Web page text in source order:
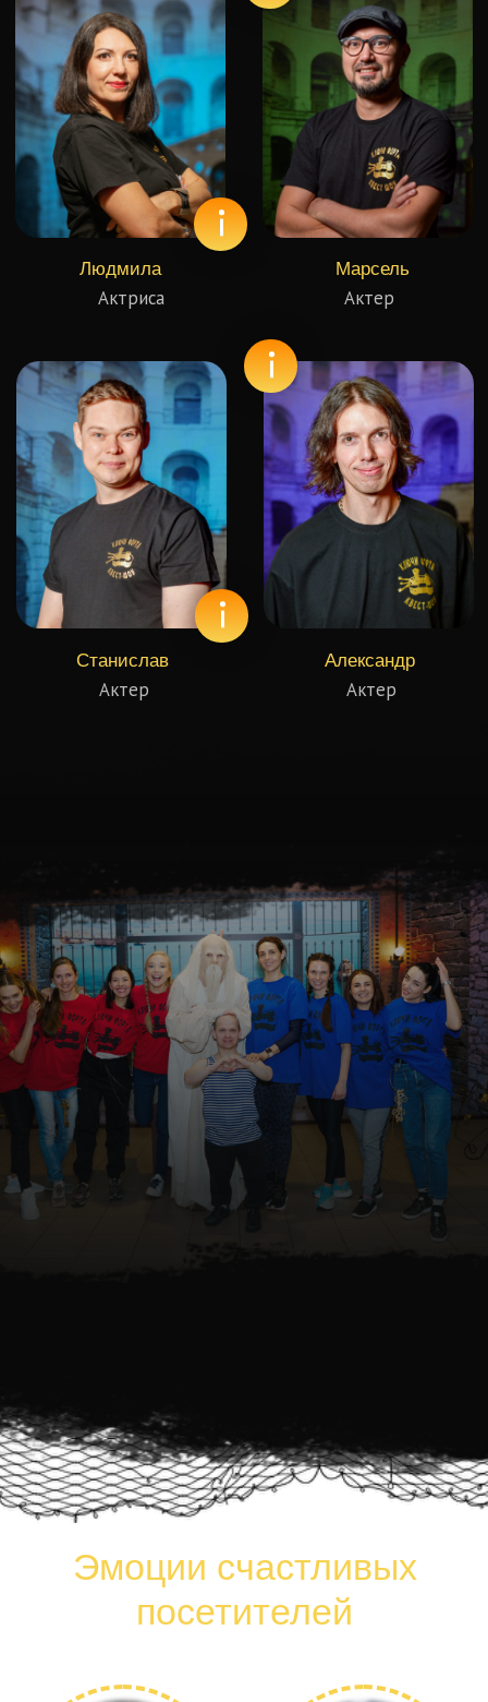
г. Москва, Варшавское шоссе, д.95 к.1.
ТК "Аэробус", метро Чертановская
+7 (495) 019-40-12
Время работы: ежедневно с 10:00 до 22:00
Наши соц. сети
Где мы находимся
Fort Boyard
Квесты в Москве
Организация и проведение детских праздников в
Москве
Остались вопросы?
Оставьте Ваш номер, и наш менеджер свяжется с
Вами, чтобы помочь с организацией мероприятия :)